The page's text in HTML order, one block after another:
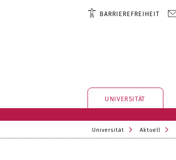
BARRIEREFREIHEIT
UNIVERSITÄT
Universität Aktuell